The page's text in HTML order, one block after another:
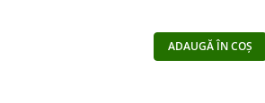
ADAUGĂ ÎN COȘ